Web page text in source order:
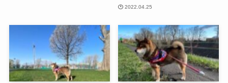
2022.04.25